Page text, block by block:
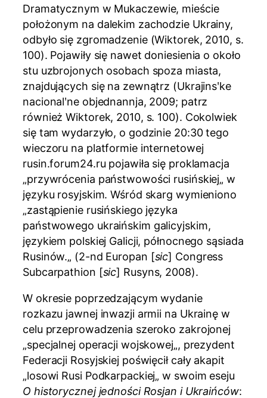
Dramatycznym w Mukaczewie, mieście
położonym na dalekim zachodzie Ukrainy,
odbyło się zgromadzenie (Wiktorek, 2010, s.
100). Pojawiły się nawet doniesienia o około
stu uzbrojonych osobach spoza miasta,
znajdujących się na zewnątrz (Ukrajinsʹke
nacionalʹne objednannja, 2009; patrz
również Wiktorek, 2010, s. 100). Cokolwiek
się tam wydarzyło, o godzinie 20:30 tego
wieczoru na platformie internetowej
rusin.forum24.ru pojawiła się proklamacja
„przywrócenia państwowości rusińskiej„ w
języku rosyjskim. Wśród skarg wymieniono
„zastąpienie rusińskiego języka
państwowego ukraińskim galicyjskim,
językiem polskiej Galicji, północnego sąsiada
Rusinów.„ (2-nd Europаn [sic] Сongress
Subсarpathion [sic] Rusyns, 2008).
W okresie poprzedzającym wydanie
rozkazu jawnej inwazji armii na Ukrainę w
celu przeprowadzenia szeroko zakrojonej
„specjalnej operacji wojskowej„, prezydent
Federacji Rosyjskiej poświęcił cały akapit
„losowi Rusi Podkarpackiej„ w swoim eseju
O historycznej jedności Rosjan i Ukraińców: